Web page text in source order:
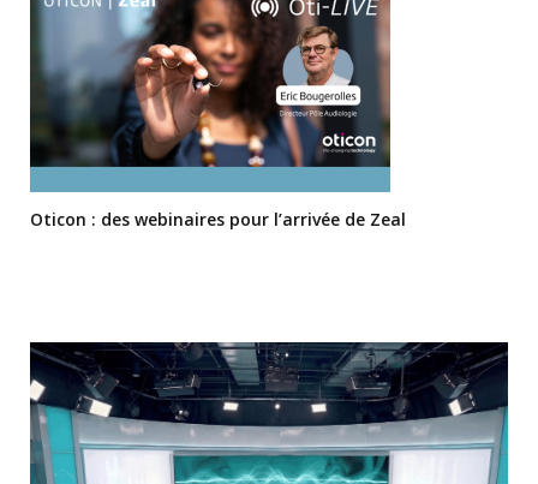
Oticon : des webinaires pour l’arrivée de Zeal